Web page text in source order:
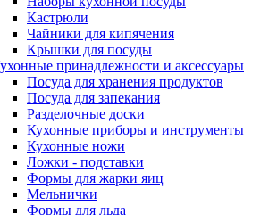
Кастрюли
Чайники для кипячения
Крышки для посуды
принадлежности и аксессуары
Посуда для хранения продуктов
Посуда для запекания
Разделочные доски
Кухонные приборы и инструменты
Кухонные ножи
Ложки - подставки
Формы для жарки яиц
Мельнички
Формы для льда